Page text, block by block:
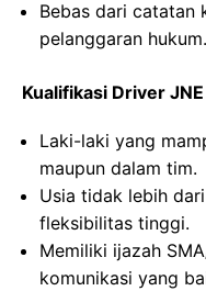
Bebas dari catatan
pelanggaran hukum.
Kualifikasi Driver JNE
Laki-laki yang
maupun dalam tim.
Usia tidak lebih
fleksibilitas tinggi.
Memiliki ijazah
komunikasi yang